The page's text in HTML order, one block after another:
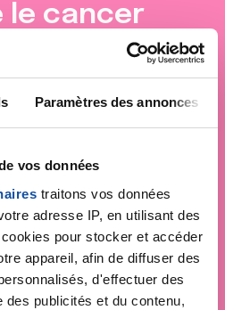
Paramètres des annonces
vos données
traitons vos données
adresse IP, en utilisant des
pour stocker et accéder
appareil, afin de diffuser des
d'effectuer des
des publicités et du contenu,
le cancer